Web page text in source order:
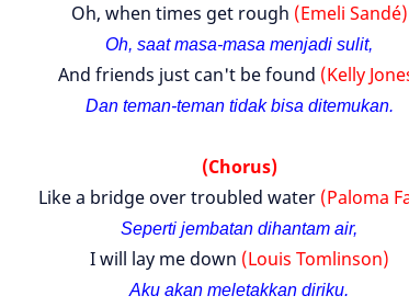
Oh, when times get rough (Emeli Sandé)
Oh, saat masa-masa menjadi sulit,
And friends just can't be found (Kelly
Dan teman-teman tidak bisa ditemukan.
(Chorus)
Like a bridge over troubled water (Paloma
Seperti jembatan dihantam air,
I will lay me down (Louis Tomlinson)
Aku akan meletakkan diriku.